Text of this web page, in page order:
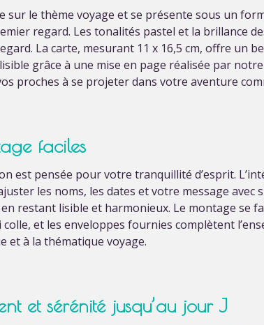
le thème voyage et se présente sous un
regard. Les tonalités pastel et la brillance
La carte, mesurant 11 x 16,5 cm, offre un
grâce à une mise en page réalisée par
proches à se projeter dans votre aventure
faciles
est pensée pour votre tranquillité d’esprit.
les noms, les dates et votre message
restant lisible et harmonieux. Le montage se
et les enveloppes fournies complètent
et à la thématique voyage.
et sérénité jusqu’au jour J